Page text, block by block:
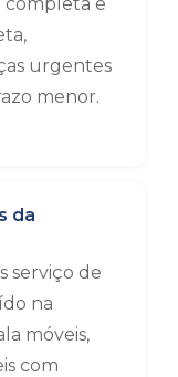
urgentes
menor.
da
serviço de
na
móveis,
com